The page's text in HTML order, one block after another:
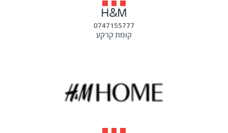
H&M
0747155777
קומת קרקע